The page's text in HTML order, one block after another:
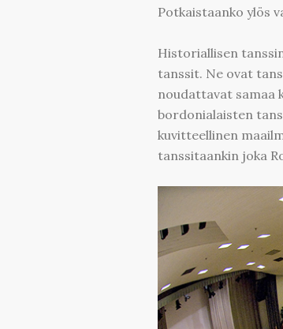
Potkaistaanko ylös
Historiallisen
tanssit. Ne ovat
noudattavat samaa
bordonialaisten
kuvitteellinen
tanssitaankin joka